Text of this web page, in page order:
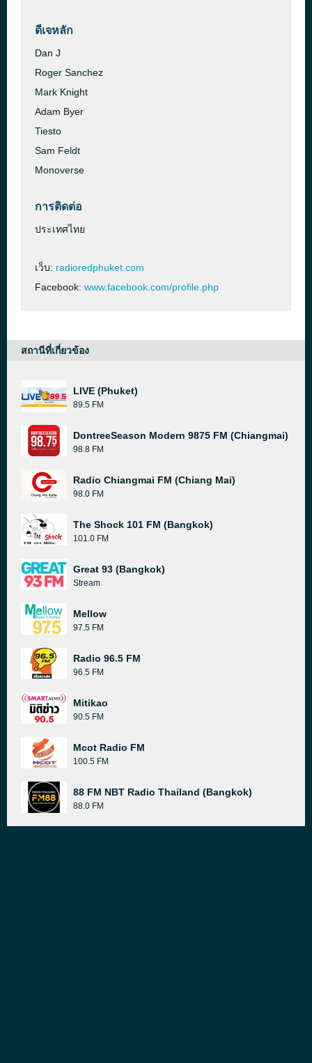
ดีเจหลัก
Dan J
Roger Sanchez
Mark Knight
Adam Byer
Tiesto
Sam Feldt
Monoverse
การติดต่อ
ประเทศไทย
เว็บ: radioredphuket.com
Facebook: www.facebook.com/profile.php
สถานีที่เกี่ยวข้อง
LIVE (Phuket)
89.5 FM
DontreeSeason Modern 9875 FM (Chiangmai)
98.8 FM
Radio Chiangmai FM (Chiang Mai)
98.0 FM
The Shock 101 FM (Bangkok)
101.0 FM
Great 93 (Bangkok)
Stream
Mellow
97.5 FM
Radio 96.5 FM
96.5 FM
Mitikao
90.5 FM
Mcot Radio FM
100.5 FM
88 FM NBT Radio Thailand (Bangkok)
88.0 FM